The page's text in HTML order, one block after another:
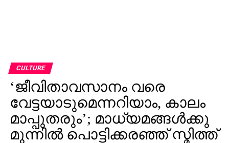
CULTURE
‘ജീവിതാവസാനം വരെ
വേട്ടയാടുമെന്നറിയാം, കാലം
മാപ്പുതരും’; മാധ്യമങ്ങള്‍ക്കു
മുന്നില്‍ പൊട്ടിക്കരഞ്ഞ് സ്മിത്ത്